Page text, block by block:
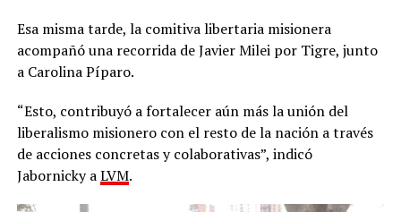
Esa misma tarde, la comitiva libertaria misionera
acompañó una recorrida de Javier Milei por Tigre, junto
a Carolina Píparo.
“Esto, contribuyó a fortalecer aún más la unión del
liberalismo misionero con el resto de la nación a través
de acciones concretas y colaborativas”, indicó
Jabornicky aLVM.